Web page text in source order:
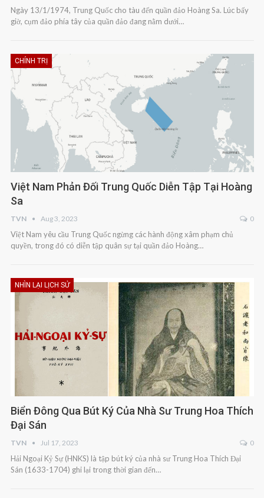
Ngày 13/1/1974, Trung Quốc cho tàu đến quần đảo Hoàng Sa. Lúc bấy
giờ, cụm đảo phía tây của quần đảo đang nằm dưới…
CHÍNH TRỊ
Việt Nam Phản Đối Trung Quốc Diễn Tập Tại Hoàng
Sa
TVN Aug 3, 2023 0
Việt Nam yêu cầu Trung Quốc ngừng các hành động xâm phạm chủ
quyền, trong đó có diễn tập quân sự tại quần đảo Hoàng…
NHÌN LẠI LỊCH SỬ
Biển Đông Qua Bút Ký Của Nhà Sư Trung Hoa Thích
Đại Sán
TVN Jul 17, 2023 0
Hải Ngoại Kỷ Sự (HNKS) là tập bút ký của nhà sư Trung Hoa Thích Đại
Sán (1633-1704) ghi lại trong thời gian đến…